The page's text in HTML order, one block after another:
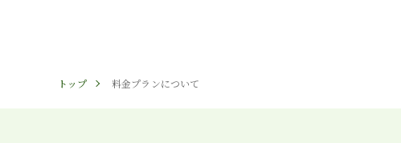
トップ 料金プランについて